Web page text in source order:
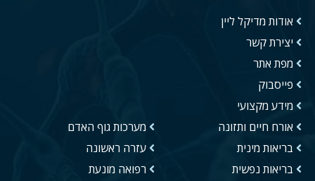
אודות מדיקל ליין
יצירת קשר
מפת אתר
פייסבוק
מידע מקצועי
אורח חיים ותזונה
בריאות מינית
בריאות נפשית
מערכות גוף האדם
עזרה ראשונה
רפואה מונעת